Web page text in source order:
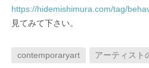
https://hidemishimura.com/tag/
見てみて下さい。
contemporaryart アーティスト